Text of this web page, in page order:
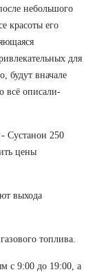
небольшого
красоты его
для
будут вначале
всё описали-
Сустанон 250
цены
выхода
топлива.
с 9:00 до 19:00, а